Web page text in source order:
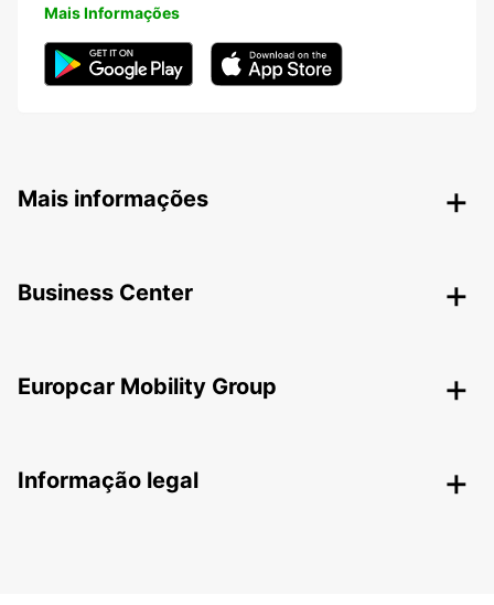
Mais Informações
Mais informações
Business Center
Europcar Mobility Group
Informação legal